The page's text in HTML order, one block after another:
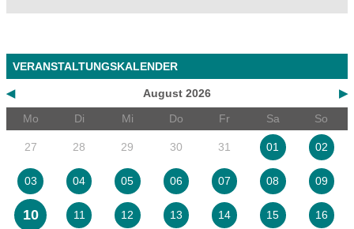
VERANSTALTUNGSKALENDER
◀ ▶
August 2026
Mo
Di Mi Do Fr Sa So
27 28 29 30 31 01 02
03 04 05 06 07 08 09
10 11 12 13 14 15 16